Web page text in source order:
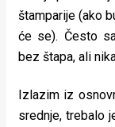
štamparije (ako
će se). Često
bez štapa, ali
Izlazim iz
srednje, trebalo